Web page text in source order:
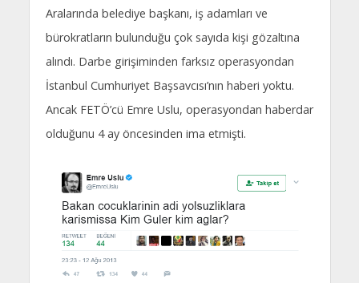
Aralarında belediye başkanı, iş adamları ve
bürokratların bulunduğu çok sayıda kişi gözaltına
alındı. Darbe girişiminden farksız operasyondan
İstanbul Cumhuriyet Başsavcısı’nın haberi yoktu.
Ancak FETÖ’cü Emre Uslu, operasyondan haberdar
olduğunu 4 ay öncesinden ima etmişti.